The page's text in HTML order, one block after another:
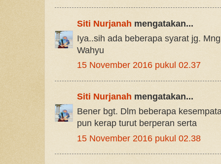
Siti Nurjanah mengatakan...
Iya..sih ada beberapa syarat jg.
Wahyu
15 November 2016 pukul 02.37
Siti Nurjanah mengatakan...
Bener bgt. Dlm beberapa
pun kerap turut berperan serta
15 November 2016 pukul 02.38